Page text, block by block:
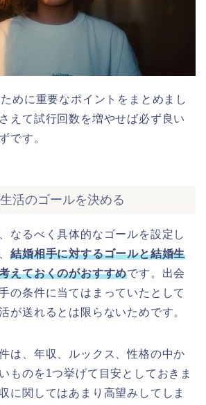
めに重要なポイントをまとめまし
えて試行回数を増やせば必ず良い
です。
活のゴールを決める
なるべく具体的なゴールを設定し
結婚相手に対するゴールと結婚生
えておくのがおすすめです。出会
の条件に当てはまっていたとして
が送れるとは限らないためです。
は、年収、ルックス、性格の中か
ものを1つ挙げて目安としておきま
に関してはあまり高望みしてしま